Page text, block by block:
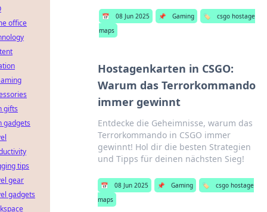
📅 08 Jun 2025 📌 Gaming 🏷️
csgo hostage
maps
Hostagenkarten in CSGO:
Warum das Terrorkommando
immer gewinnt
Entdecke die Geheimnisse, warum das
Terrorkommando in CSGO immer
gewinnt! Hol dir die besten Strategien
und Tipps für deinen nächsten Sieg!
📅 08 Jun 2025 📌 Gaming 🏷️
csgo hostage
maps
office
gifts
gadgets
tips
gear
gadgets